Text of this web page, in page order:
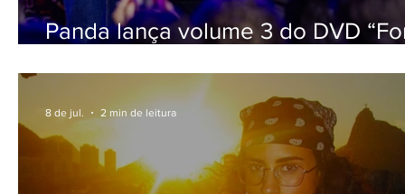
Panda lança volume 3 do DVD
Neto & Frederico
8 de jul. 2 min de leitura